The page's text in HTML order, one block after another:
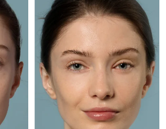
treatment devices
eye massagers
皮肤护理
pore care essentials
Dual-Peptide Scalp
hair
Teeth Whitening Gel
男士
預計送達日期 12/08/2026
預計送達日期 08/08/2026
11/08/2026
預計送達日期13/08/2026